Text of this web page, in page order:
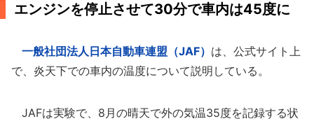
エンジンを停止させて30分で車内は45度に
一般社団法人日本自動車連盟（JAF） は、公式サイト上
で、炎天下での車内の温度について説明している。
JAFは実験で、8月の晴天で外の気温35度を記録する状